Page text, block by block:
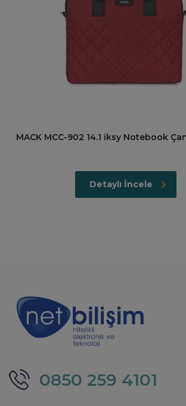
MACK MCC-902 14.1 iksy Notebook
Detaylı İncele
0850 259 4101